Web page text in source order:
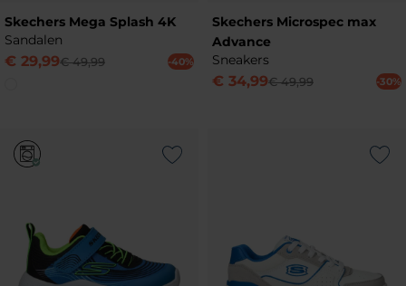
Skechers Mega Splash 4K
Sandalen
€ 29,99€ 49,99 -40%
Skechers Microspec max
Advance
Sneakers
€ 34,99€ 49,99 -30%
Add to Wishlist Add to